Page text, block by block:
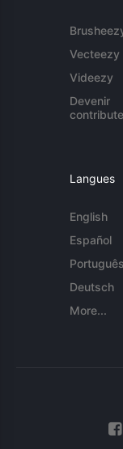
Vecteezy
Videezy
Devenir
Langues
English
Español
Português
Deutsch
More...